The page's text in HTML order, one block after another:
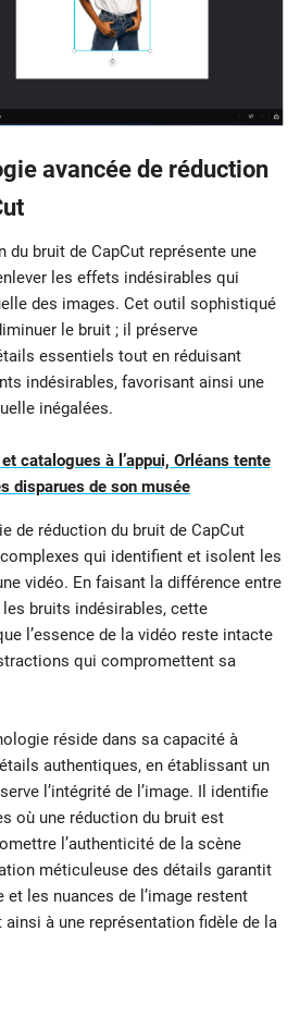
avancée de réduction
du bruit de CapCut représente une
les effets indésirables qui
des images. Cet outil sophistiqué
le bruit ; il préserve
essentiels tout en réduisant
indésirables, favorisant ainsi une
inégalées.
catalogues à l’appui, Orléans tente
disparues de son musée
de réduction du bruit de CapCut
qui identifient et isolent les
vidéo. En faisant la différence entre
bruits indésirables, cette
l’essence de la vidéo reste intacte
qui compromettent sa
réside dans sa capacité à
authentiques, en établissant un
l’intégrité de l’image. Il identifie
où une réduction du bruit est
l’authenticité de la scène
méticuleuse des détails garantit
et les nuances de l’image restent
ainsi à une représentation fidèle de la